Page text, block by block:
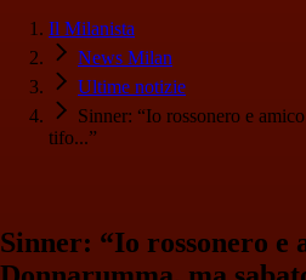
Il Milanista
News Milan
Ultime notizie
Sinner: “Io rossonero e
tifo...”
Sinner: “Io rossonero e